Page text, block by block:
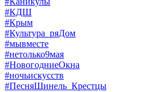
#КДШ
#Крым
#Культура_ряДом
#мывместе
#нетолько9мая
#НовогодниеОкна
#ночьискусств
#ПесняШинель_Крестцы